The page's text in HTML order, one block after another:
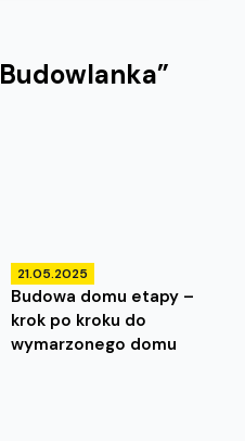
Budowlanka”
21.05.2025
Budowa domu etapy –
krok po kroku do
wymarzonego domu